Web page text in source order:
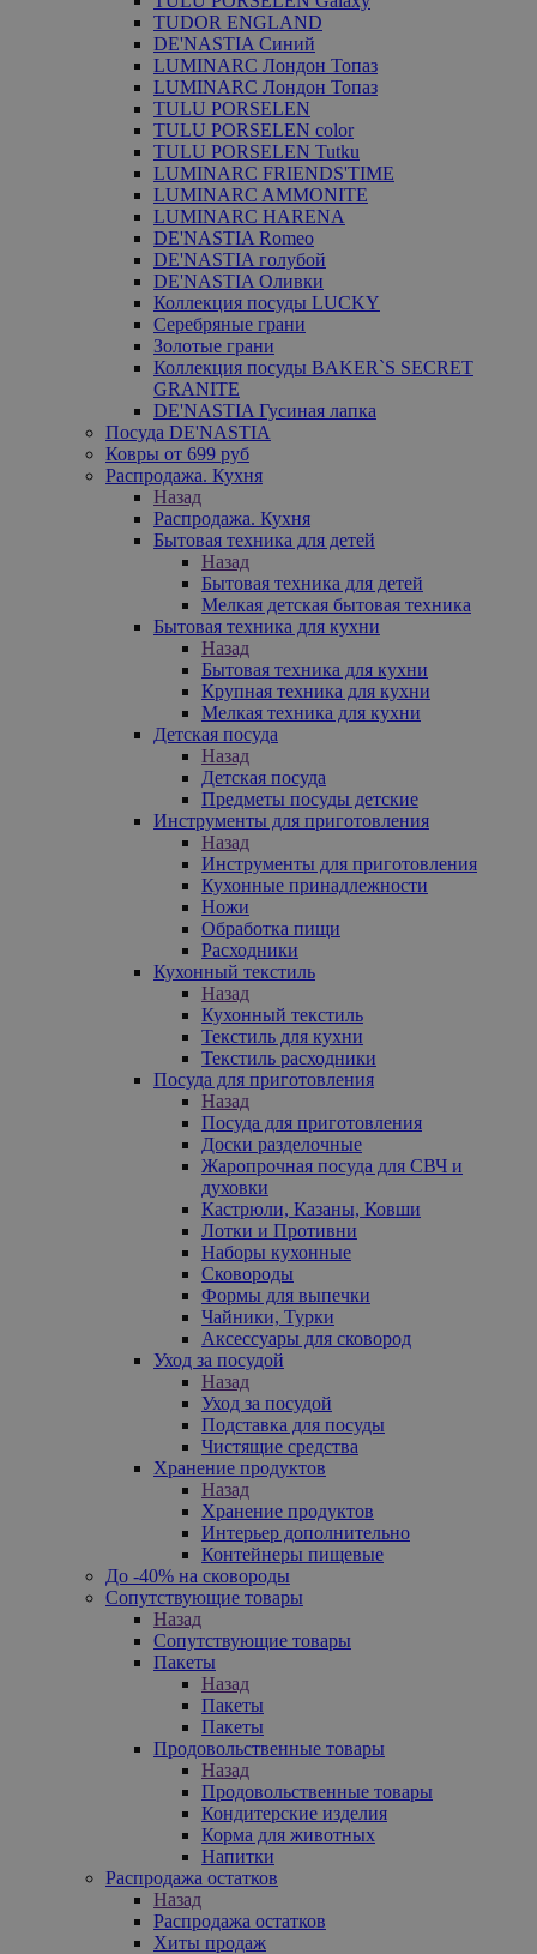
TUDOR ENGLAND
DE'NASTIA Синий
LUMINARC Лондон Топаз
LUMINARC Лондон Топаз
TULU PORSELEN
TULU PORSELEN color
TULU PORSELEN Tutku
LUMINARC FRIENDS'TIME
LUMINARC AMMONITE
LUMINARC HARENA
DE'NASTIA Romeo
DE'NASTIA голубой
DE'NASTIA Оливки
Коллекция посуды LUCKY
Серебряные грани
Золотые грани
Коллекция посуды BAKER`S SECRET
GRANITE
DE'NASTIA Гусиная лапка
Посуда DE'NASTIA
Ковры от 699 руб
Распродажа. Кухня
Назад
Распродажа. Кухня
Бытовая техника для детей
Назад
Бытовая техника для детей
Мелкая детская бытовая техника
Бытовая техника для кухни
Назад
Бытовая техника для кухни
Крупная техника для кухни
Мелкая техника для кухни
Детская посуда
Назад
Детская посуда
Предметы посуды детские
Инструменты для приготовления
Назад
Инструменты для приготовления
Кухонные принадлежности
Ножи
Обработка пищи
Расходники
Кухонный текстиль
Назад
Кухонный текстиль
Текстиль для кухни
Текстиль расходники
Посуда для приготовления
Назад
Посуда для приготовления
Доски разделочные
Жаропрочная посуда для СВЧ и
духовки
Кастрюли, Казаны, Ковши
Лотки и Противни
Наборы кухонные
Сковороды
Формы для выпечки
Чайники, Турки
Аксессуары для сковород
Уход за посудой
Назад
Уход за посудой
Подставка для посуды
Чистящие средства
Хранение продуктов
Назад
Хранение продуктов
Интерьер дополнительно
Контейнеры пищевые
До -40% на сковороды
Сопутствующие товары
Назад
Сопутствующие товары
Пакеты
Назад
Пакеты
Пакеты
Продовольственные товары
Назад
Продовольственные товары
Кондитерские изделия
Корма для животных
Напитки
Распродажа остатков
Назад
Распродажа остатков
Хиты продаж